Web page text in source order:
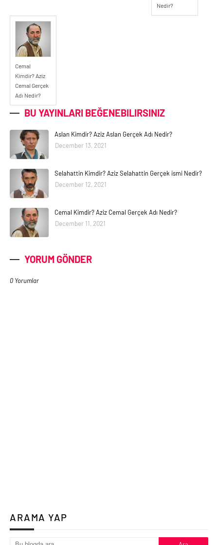
Nedir?
Cemal
Kimdir? Aziz
Cemal Gerçek
Adı Nedir?
BU YAYINLARI BEĞENEBILIRSINIZ
Aslan Kimdir? Aziz Aslan Gerçek Adı Nedir?
December 13, 2021
Selahattin Kimdir? Aziz Selahattin Gerçek ismi Nedir?
December 12, 2021
Cemal Kimdir? Aziz Cemal Gerçek Adı Nedir?
December 11, 2021
YORUM GÖNDER
0 Yorumlar
ARAMA YAP